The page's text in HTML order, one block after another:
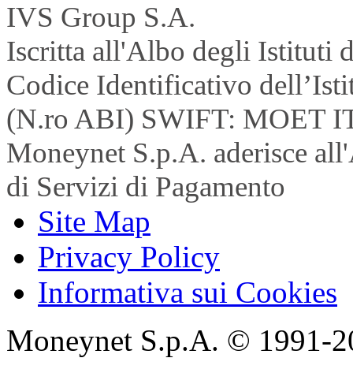
IVS Group S.A.
Iscritta all'Albo degli Istituti
Codice Identificativo
(N.ro ABI) SWIFT: MOET
Moneynet S.p.A. aderisce
di Servizi di Pagamento
Site Map
Privacy Policy
Informativa sui Cookies
Moneynet S.p.A. © 1991-